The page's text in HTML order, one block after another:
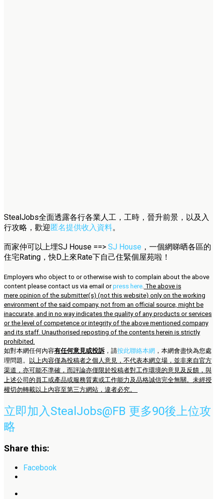
StealJobs全面透露各行各業人工，工時，晉升前景，以及入
行攻略，歡迎匿名提供收入資料。
而家仲可以上埋SJ House ==> SJ House ，一個網睇晒各區的
住宅Rating，快D上來Rate下自己住緊個屋苑啦！
Employers who object to or otherwise wish to complain about the above
content please contact us via email orpress here The above is
mere opinion of the submitter(s) (not this website) only on the working
environment of the said company, not from an official source, might be
inaccurate, and in no way indicates the quality of any products or services
or the level of competence or integrity of the above mentioned company
and its staff. Unauthorised reposting of the contents herein is strictly
prohibited.
如對本網任何內容有任何意見或投訴 ，請按此聯絡本網 ，本網會盡快為您處
理問題。
以上內容僅為投稿者之個人意見，不代表本網立場，並非來自官方
渠道，亦可能不準確，而評論亦僅限於投稿者對工作環境的意見及反饋，與
上述公司的員工或產品或服務質素或工作能力及品格誠信完全無關。未經授
權切勿轉載以上內容至第三方網站，違者必究。
立即加入StealJobs@FB 更多90後上位攻
略
Share this:
Facebook